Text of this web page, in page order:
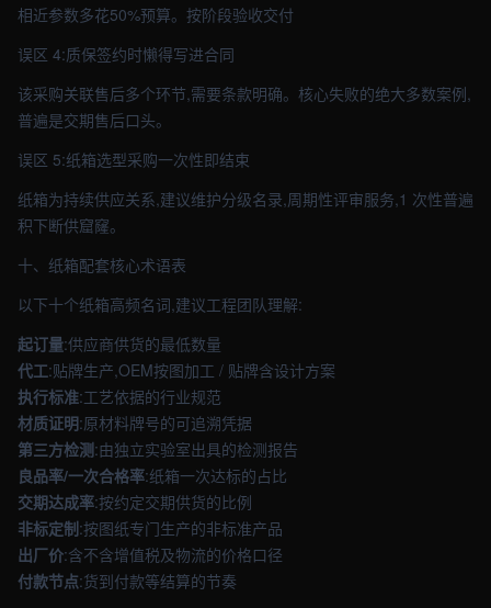
相近参数多花50%预算。按阶段验收交付
误区 4:质保签约时懒得写进合同
该采购关联售后多个环节,需要条款明确。核心失败的绝大多数案例,
普遍是交期售后口头。
误区 5:纸箱选型采购一次性即结束
纸箱为持续供应关系,建议维护分级名录,周期性评审服务,1 次性普遍
积下断供窟窿。
十、纸箱配套核心术语表
以下十个纸箱高频名词,建议工程团队理解:
起订量:供应商供货的最低数量
代工:贴牌生产,OEM按图加工 / 贴牌含设计方案
执行标准:工艺依据的行业规范
材质证明:原材料牌号的可追溯凭据
第三方检测:由独立实验室出具的检测报告
良品率/一次合格率:纸箱一次达标的占比
交期达成率:按约定交期供货的比例
非标定制:按图纸专门生产的非标准产品
出厂价:含不含增值税及物流的价格口径
付款节点:货到付款等结算的节奏